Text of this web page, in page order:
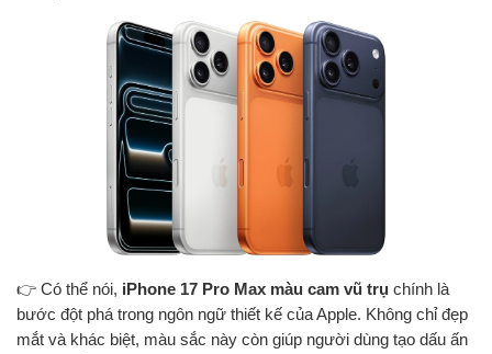
👉 Có thể nói, iPhone 17 Pro Max màu cam vũ trụ chính là
bước đột phá trong ngôn ngữ thiết kế của Apple. Không chỉ đẹp
mắt và khác biệt, màu sắc này còn giúp người dùng tạo dấu ấn